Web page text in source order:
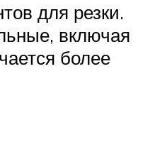
для резки.
включая
более